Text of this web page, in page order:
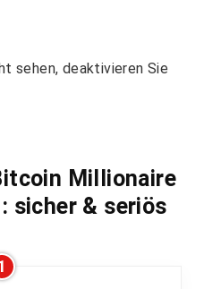
sehen, deaktivieren Sie
Millionaire
sicher & seriös